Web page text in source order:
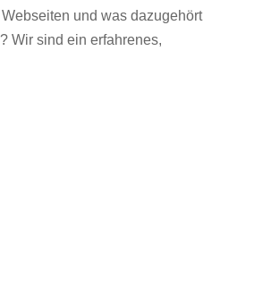
und was dazugehört
Wir sind ein erfahrenes,